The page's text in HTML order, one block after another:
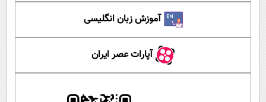
آموزش زبان انگلیسی
آپارات عصر ایران